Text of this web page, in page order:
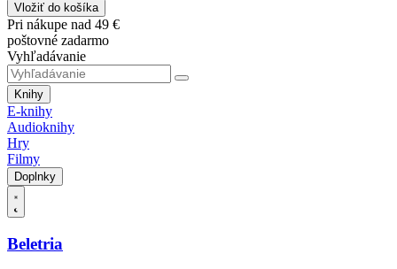
Vložiť do košíka
Pri nákupe nad 49 €
poštovné zadarmo
Vyhľadávanie
Knihy
E-knihy
Audioknihy
Hry
Filmy
Doplnky
Beletria